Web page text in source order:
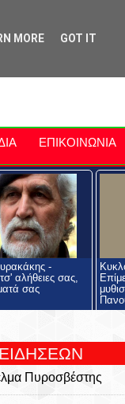
ΕΠΙΚΟΙΝΩΝΙΑ
-
αλήθειες σας,
σας
Πυροσβέστης
MORE GOT IT